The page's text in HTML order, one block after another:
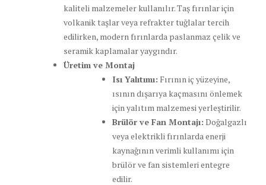
kaliteli malzemeler kullanılır. Taş fırınlar için
volkanik taşlar veya refrakter tuğlalar tercih
edilirken, modern fırınlarda paslanmaz çelik ve
seramik kaplamalar yaygındır.
Üretim ve Montaj
Isı Yalıtımı: Fırının iç yüzeyine,
ısının dışarıya kaçmasını önlemek
için yalıtım malzemesi yerleştirilir.
Brülör ve Fan Montajı: Doğalgazlı
veya elektrikli fırınlarda enerji
kaynağının verimli kullanımı için
brülör ve fan sistemleri entegre
edilir.